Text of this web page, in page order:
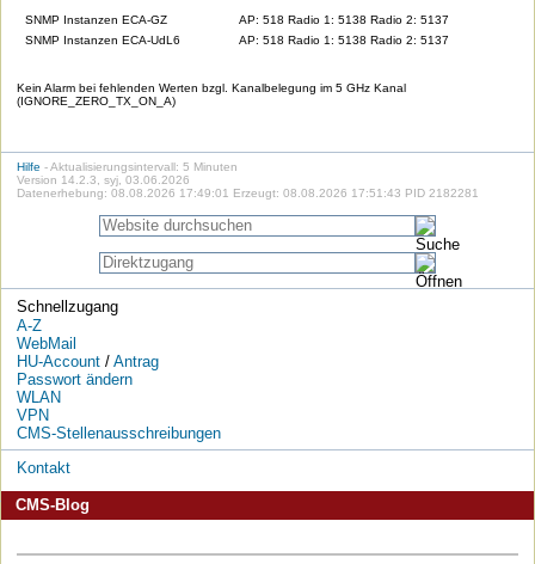
SNMP Instanzen ECA-GZ
AP: 518 Radio 1: 5138 Radio 2: 5137
SNMP Instanzen ECA-UdL6
AP: 518 Radio 1: 5138 Radio 2: 5137
Kein Alarm bei fehlenden Werten bzgl. Kanalbelegung im 5 GHz Kanal
(IGNORE_ZERO_TX_ON_A)
Hilfe - Aktualisierungsintervall: 5 Minuten
Version 14.2.3, syj, 03.06.2026
Datenerhebung: 08.08.2026 17:49:01 Erzeugt: 08.08.2026 17:51:43 PID 2182281
Schnellzugang
A-Z
WebMail
HU-Account/ Antrag
Passwort ändern
WLAN
VPN
CMS-Stellenausschreibungen
Kontakt
CMS-Blog